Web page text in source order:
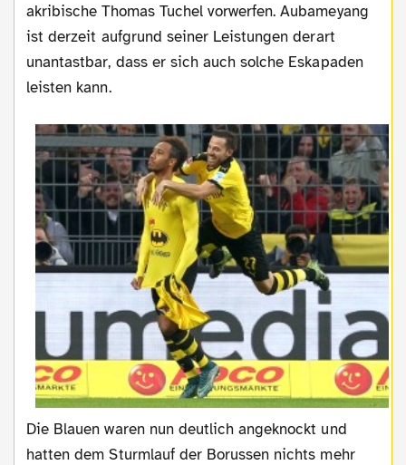
akribische Thomas Tuchel vorwerfen. Aubameyang
ist derzeit aufgrund seiner Leistungen derart
unantastbar, dass er sich auch solche Eskapaden
leisten kann.
Die Blauen waren nun deutlich angeknockt und
hatten dem Sturmlauf der Borussen nichts mehr